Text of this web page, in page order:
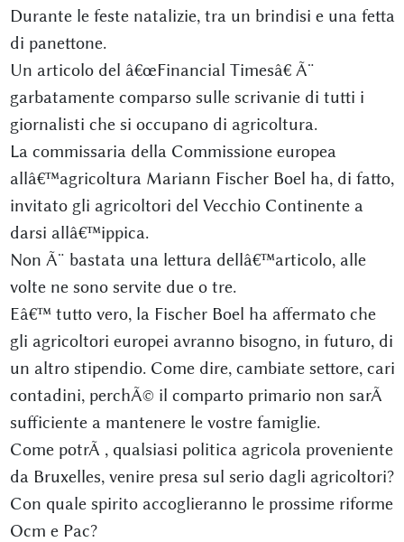
Durante le feste natalizie, tra un brindisi e una fetta
di panettone.
Un articolo del â€œFinancial Timesâ€ Ã¨
garbatamente comparso sulle scrivanie di tutti i
giornalisti che si occupano di agricoltura.
La commissaria della Commissione europea
allâ€™agricoltura Mariann Fischer Boel ha, di fatto,
invitato gli agricoltori del Vecchio Continente a
darsi allâ€™ippica.
Non Ã¨ bastata una lettura dellâ€™articolo, alle
volte ne sono servite due o tre.
Eâ€™ tutto vero, la Fischer Boel ha affermato che
gli agricoltori europei avranno bisogno, in futuro, di
un altro stipendio. Come dire, cambiate settore, cari
contadini, perchÃ© il comparto primario non sarÃ
sufficiente a mantenere le vostre famiglie.
Come potrÃ , qualsiasi politica agricola proveniente
da Bruxelles, venire presa sul serio dagli agricoltori?
Con quale spirito accoglieranno le prossime riforme
Ocm e Pac?